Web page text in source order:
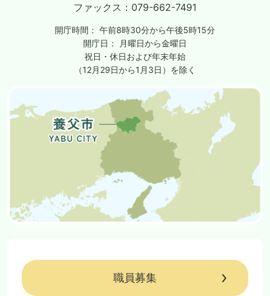
ファックス： 079-662-7491
開庁時間： 午前8時30分から午後5時15分
開庁日：
月曜日から金曜日
祝日・休日および年末年始
（12月29日から1月3日）を除く
職員募集